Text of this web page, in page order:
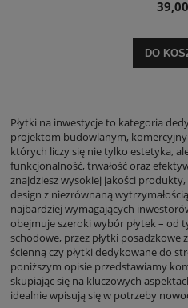
DO
Płytki na inwestycje to kategoria
projektom budowlanym,
których liczy się nie tylko estetyka,
funkcjonalność, trwałość oraz
znajdziesz wysokiej jakości
design z niezrównaną
najbardziej wymagających
obejmuje szeroki wybór płytek – od
schodowe, przez płytki posadzkowe
ścienną czy płytki dedykowane do
poniższym opisie przedstawiamy
skupiając się na kluczowych
idealnie wpisują się w potrzeby